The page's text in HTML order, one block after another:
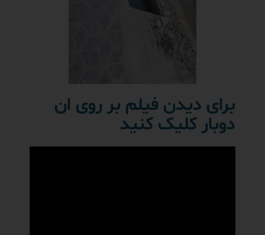
برای دیدن فیلم بر روی ان
دوبار کلیک کنید